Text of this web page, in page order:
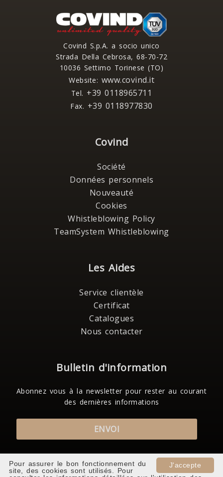
Covind S.p.A. a socio unico
Strada Della Cebrosa, 68-70-72
10036 Settimo Torinese (TO)
Website: www.covind.it
Tel. +39 0118965711
Fax. +39 0118977830
Covind
Société
Données personnels
Nouveauté
Cookies
Whistleblowing Policy
TeamSystem Whistleblowing
Les Aides
Service clientèle
Certificat
Catalogues
Nous contacter
Bulletin d'information
Abonnez vous à la newsletter pour rester au courant
des dernières informations
ENVOI
J'accepte
Pour assurer le bon fonctionnement du
site, des cookies sont utilisés. Pour